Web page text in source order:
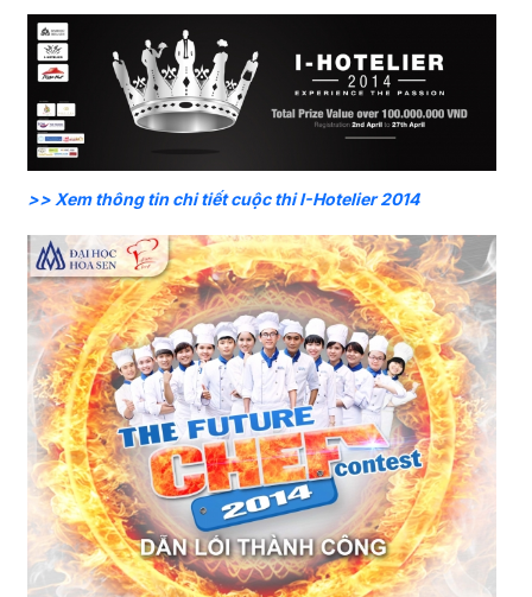
>> Xem thông tin chi tiết cuộc thi I-Hotelier 2014